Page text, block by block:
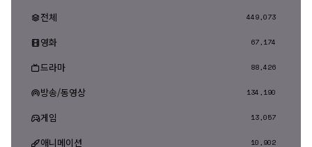
전체 449,073
영화 67,174
드라마 88,426
방송/동영상 134,190
게임 13,057
애니메이션 10,902